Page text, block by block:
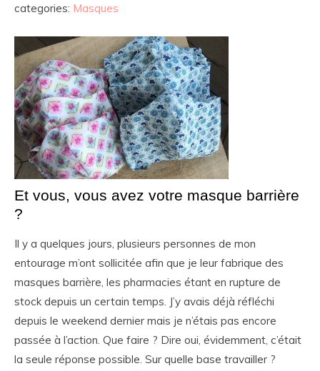
categories: Masques
Et vous, vous avez votre masque barrière
?
Il y a quelques jours, plusieurs personnes de mon
entourage m’ont sollicitée afin que je leur fabrique des
masques barrière, les pharmacies étant en rupture de
stock depuis un certain temps. J’y avais déjà réfléchi
depuis le weekend dernier mais je n’étais pas encore
passée à l’action. Que faire ? Dire oui, évidemment, c’était
la seule réponse possible. Sur quelle base travailler ?